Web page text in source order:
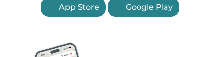
App Store Google Play